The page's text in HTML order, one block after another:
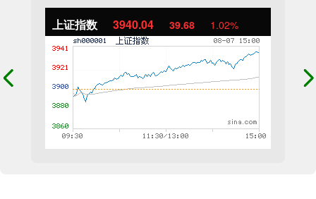
上证指数 3940.04 39.68 1.02%